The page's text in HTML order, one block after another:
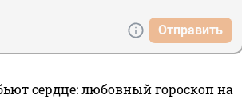
Отправить
сердце: любовный гороскоп на